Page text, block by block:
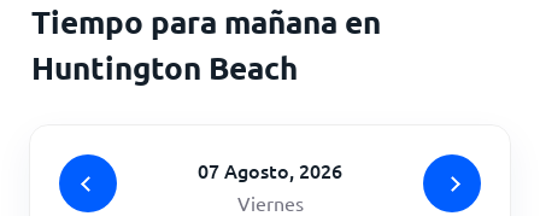
Tiempo para mañana en
Huntington Beach
07 Agosto, 2026
Viernes